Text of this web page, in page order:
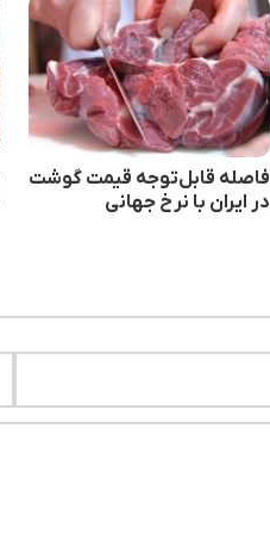
فاصله قابل‌توجه قیمت گوشت
در ایران با نرخ جهانی